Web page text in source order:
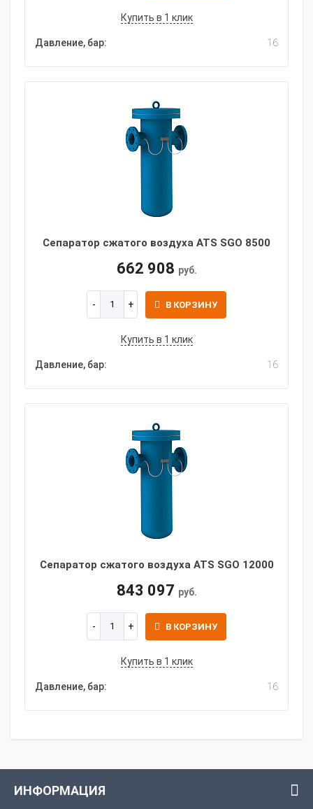
Купить в 1 клик
Давление, бар: 16
Сепаратор сжатого воздуха ATS SGO 8500
662 908 руб.
В КОРЗИНУ
Купить в 1 клик
Давление, бар: 16
Сепаратор сжатого воздуха ATS SGO 12000
843 097 руб.
В КОРЗИНУ
Купить в 1 клик
Давление, бар: 16
ИНФОРМАЦИЯ